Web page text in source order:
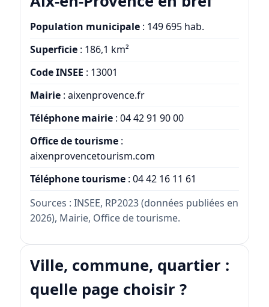
Population municipale: 149 695 hab.
Superficie: 186,1 km²
Code INSEE : 13001
Mairie: aixenprovence.fr
Téléphone mairie: 04 42 91 90 00
Office de tourisme:
aixenprovencetourism.com
Téléphone tourisme: 04 42 16 11 61
Sources : INSEE, RP2023 (données publiées en
2026), Mairie, Office de tourisme.
Ville, commune, quartier :
quelle page choisir ?